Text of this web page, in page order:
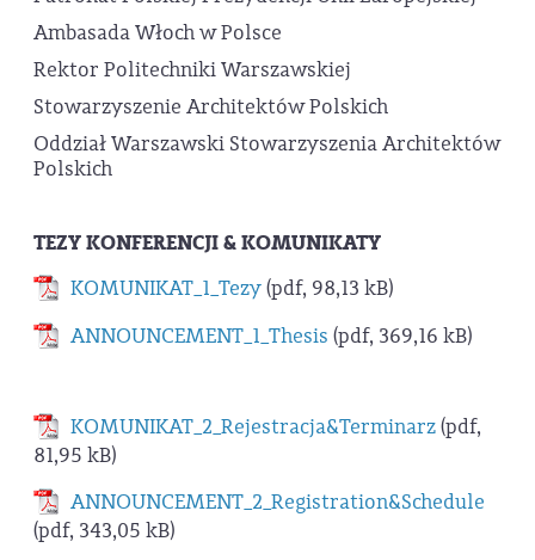
Ambasada Włoch w Polsce
Rektor Politechniki Warszawskiej
Stowarzyszenie Architektów Polskich
Oddział Warszawski Stowarzyszenia Architektów
Polskich
TEZY KONFERENCJI & KOMUNIKATY
KOMUNIKAT_1_Tezy(pdf, 98,13 kB)
ANNOUNCEMENT_1_Thesis (pdf, 369,16 kB)
KOMUNIKAT_2_Rejestracja&Terminarz(pdf,
81,95 kB)
ANNOUNCEMENT_2_Registration&Schedule
(pdf, 343,05 kB)